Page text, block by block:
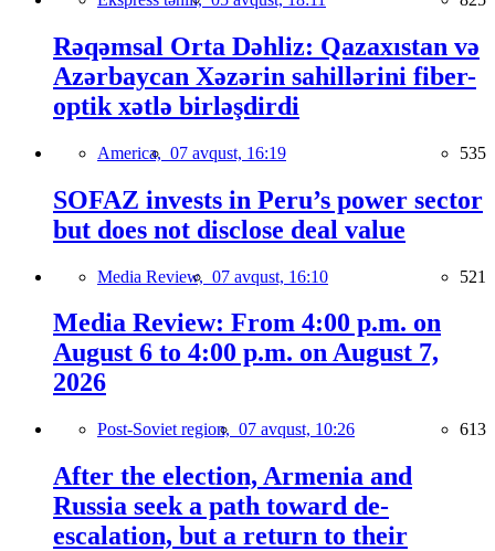
Rəqəmsal Orta Dəhliz: Qazaxıstan və
Azərbaycan Xəzərin sahillərini fiber-
optik xətlə birləşdirdi
America, 07 avqust, 16:19 535
SOFAZ invests in Peru’s power sector
but does not disclose deal value
Media Review, 07 avqust, 16:10 521
Media Review: From 4:00 p.m. on
August 6 to 4:00 p.m. on August 7,
2026
Post-Soviet region, 07 avqust, 10:26 613
After the election, Armenia and
Russia seek a path toward de-
escalation, but a return to their